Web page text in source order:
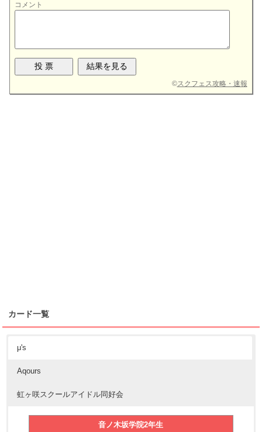
コメント
©スクフェス攻略・速報
カード一覧
μ's
Aqours
虹ヶ咲スクールアイドル同好会
音ノ木坂学院2年生